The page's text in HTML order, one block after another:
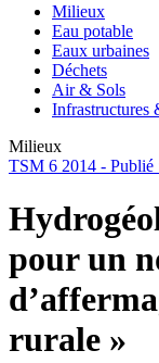
Milieux
Eau potable
Eaux urbaines
Déchets
Air & Sols
Infrastructures
Milieux
TSM 6 2014 - Publié
pour un
rurale »